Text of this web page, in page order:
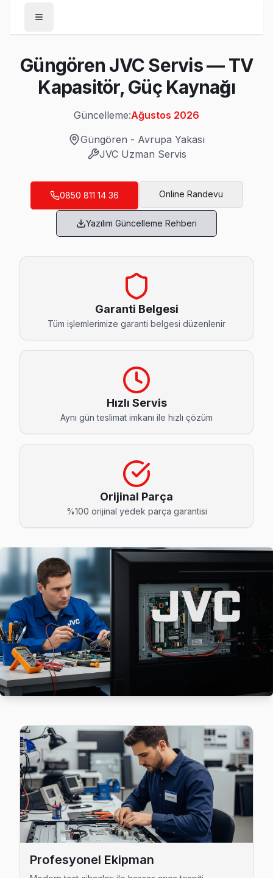
/Güngören
/JVC
Son Güncelleme:Ağustos 2026
Güngören'da Mahalle Mahalle JVC TV
Abdurrahman Nafiz Gürman JVC Servis
Abdurrahman Nafiz Gürman'deki JVC TV sahiplerinin
Akıncılar JVC Servis
Akıncılar'de JVC TV ekran değişimi gerekebilir mi?
Akıncılar JVC Anakart Tamiri →
Gençosman JVC Servis
Güngören JVC Servis →
Güneştepe JVC Servis
Güneştepe mahallesinde JVC TV arızaları için aynı gün
Güven mahallesi JVC TV servis hattımız günlük olarak
JVC Servis Merkezi →
Haznedar JVC Servis
JVC TV HDMI port arızası Haznedar adresine gelen
Güngören TV Servis Merkezi →
Mareşal Çakmak JVC Servis
Güngören'da Mareşal Çakmak mahallesi için JVC TV
Güngören JVC Servis →
Mehmet Nesih Özmen JVC Servis
Mehmet Nesih Özmen mahallesinde JVC TV arızaları için
Güngören JVC Servis →
Sanayi mahallesi JVC TV servisi için ön değerlendirme
Sanayi JVC Açılmıyor Arıza →
Tozkoparan JVC Servis
Tozkoparan'deki JVC TV sahiplerinin yüzde sekseni
JVC Servis Merkezi →
Güngören JVC Servis — TV
Kapasitör, Güç Kaynağı
Güncelleme:Ağustos 2026
Güngören - Avrupa Yakası
JVCUzman Servis
0850 811 14 36 Online Randevu
Yazılım Güncelleme Rehberi
Garanti Belgesi
Tüm işlemlerimize garanti belgesi düzenlenir
Hızlı Servis
Aynı gün teslimat imkanı ile hızlı çözüm
Orijinal Parça
%100 orijinal yedek parça garantisi
Profesyonel Ekipman